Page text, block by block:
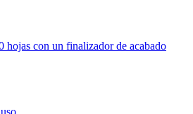
hojas con un finalizador de acabado